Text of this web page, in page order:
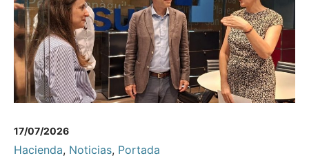
17/07/2026
Hacienda, Noticias, Portada